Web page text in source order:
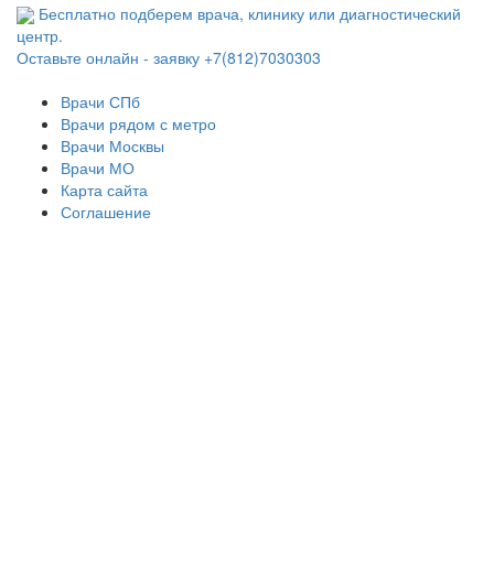
Бесплатно подберем врача, клинику или диагностический
центр.
Оставьте онлайн - заявку +7(812)7030303
Врачи СПб
Врачи рядом с метро
Врачи Москвы
Врачи МО
Карта сайта
Соглашение